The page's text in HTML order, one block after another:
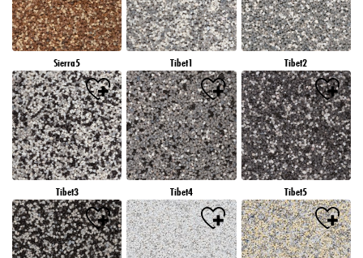
Sierra5 Tibet1 Tibet2
Tibet3 Tibet4 Tibet5